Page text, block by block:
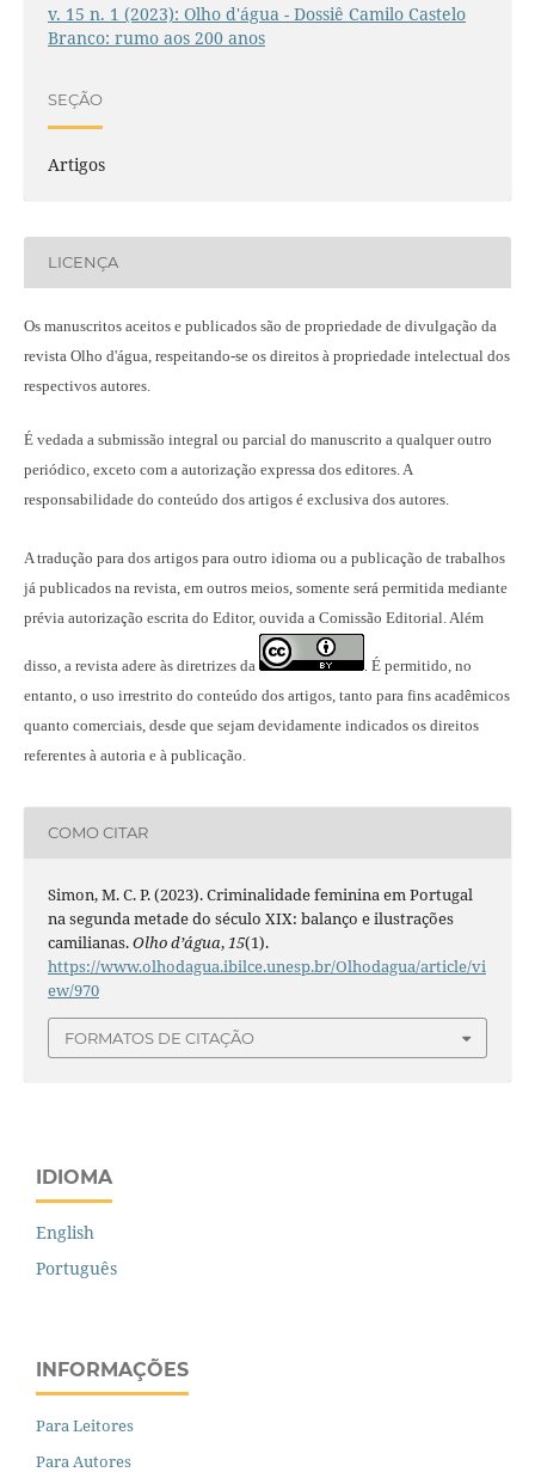
v. 15 n. 1 (2023): Olho d'água - Dossiê Camilo Castelo
Branco: rumo aos 200 anos
SEÇÃO
Artigos
LICENÇA
Os manuscritos aceitos e publicados são de propriedade de divulgação da
revista Olho d'água, respeitando-se os direitos à propriedade intelectual dos
respectivos autores.
É vedada a submissão integral ou parcial do manuscrito a qualquer outro
periódico, exceto com a autorização expressa dos editores. A
responsabilidade do conteúdo dos artigos é exclusiva dos autores.
A tradução para dos artigos para outro idioma ou a publicação de trabalhos
já publicados na revista , em outros meios, somente será permitida mediante
prévia autorização escrita do Editor, ouvida a Comissão Editorial. Além
disso, a revista adere às diretrizes da
É permitido, no
entanto, o uso irrestrito do conteúdo dos artigos, tanto para fins acadêmicos
quanto comerciais, desde que sejam devidamente indicados os direitos
referentes à autoria e à publicação.
COMO CITAR
Simon, M. C. P. (2023). Criminalidade feminina em Portugal
na segunda metade do século XIX: balanço e ilustrações
camilianas.Olho d’água, 15(1).
https://www.olhodagua.ibilce.unesp.br/Olhodagua/article/vi
ew/970
FORMATOS DE CITAÇÃO
IDIOMA
English
Português
INFORMAÇÕES
Para Leitores
Para Autores